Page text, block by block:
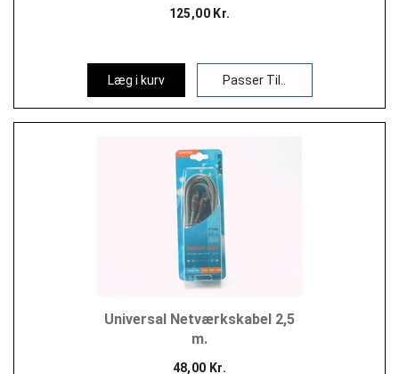
125,00 Kr.
Læg i kurv Passer Til..
Universal Netværkskabel 2,5
m.
48,00 Kr.